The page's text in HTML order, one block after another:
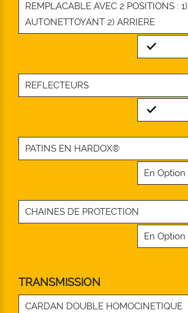
REMPLACABLE AVEC 2 POSITIONS : 1)
AUTONETTOYANT 2) ARRIERE
Standard
REFLECTEURS
Standard
PATINS EN HARDOX®
En Option
CHAINES DE PROTECTION
En Option
TRANSMISSION
CARDAN DOUBLE HOMOCINETIQUE